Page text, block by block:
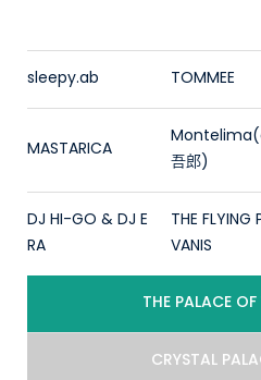
sleepy.ab TOMMEE
MASTARICA
吾郎)
DJ HI-GO & DJ E
RA
THE FLYING
VANIS
THE PALACE
CRYSTAL